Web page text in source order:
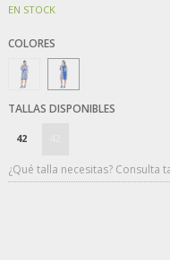
EN STOCK
42
¿Qué talla necesitas? Consulta